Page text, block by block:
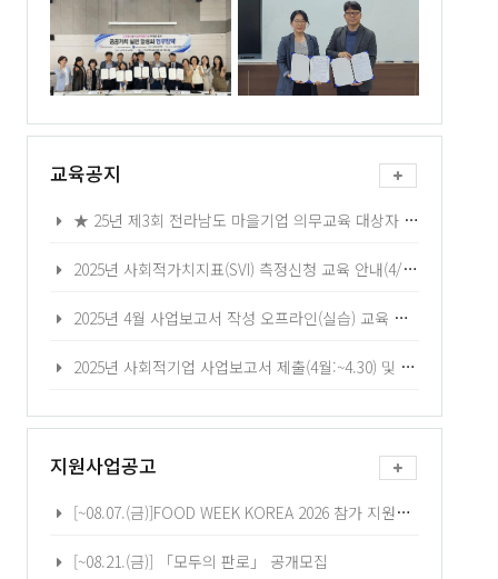
교육공지
★ 25년 제3회 전라남도 마을기업 의무교육 대상자 모집★
2025년 사회적가치지표(SVI) 측정신청 교육 안내(4/17,22,24,25,)
2025년 4월 사업보고서 작성 오프라인(실습) 교육 안내
2025년 사회적기업 사업보고서 제출(4월:~4.30) 및 자율 경영공시 안내
지원사업공고
[~08.07.(금)]FOOD WEEK KOREA 2026 참가 지원기업 추가모집 공고
[~08.21.(금)] 「모두의 판로」 공개모집